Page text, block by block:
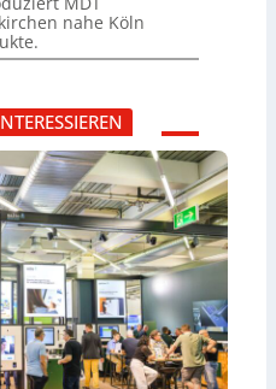
nahe Köln